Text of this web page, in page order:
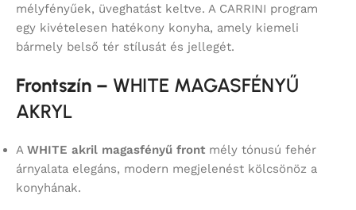
mélyfényűek, üveghatást keltve. A CARRINI program
egy kivételesen hatékony konyha, amely kiemeli
bármely belső tér stílusát és jellegét.
Frontszín – WHITE MAGASFÉNYŰ
AKRYL
A WHITE akril magasfényű front mély tónusú fehér
árnyalata elegáns, modern megjelenést kölcsönöz a
konyhának.